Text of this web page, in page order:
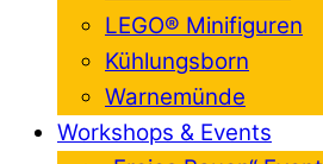
LEGO® Minifiguren
Kühlungsborn
Warnemünde
Workshops & Events